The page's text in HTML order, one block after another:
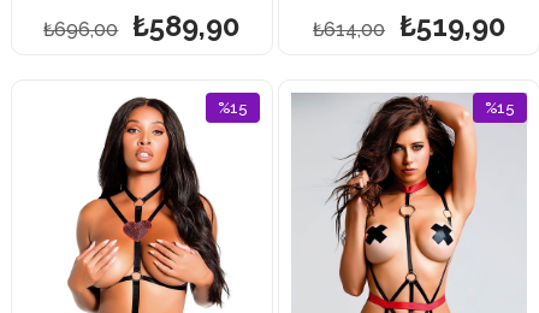
₺589,90
₺696,00 ₺519,90
₺614,00
%15
%15
İndirim